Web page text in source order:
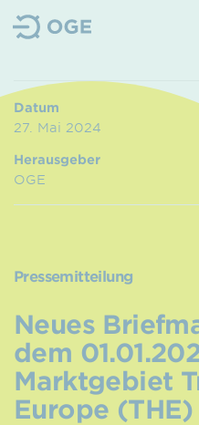
Datum
27. Mai 2024
Herausgeber
OGE
Pressemitteilung
Neues
dem
Marktgebiet
Europe (THE)